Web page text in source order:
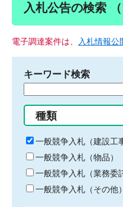
入札公告の検索
電子調達案件は、 入札情報公
キーワード検索
る
キ
ー
ワ
ー
ド
種類
一般競争入札（建設工
一般競争入札（物品）
一般競争入札（業務委
一般競争入札（その他）